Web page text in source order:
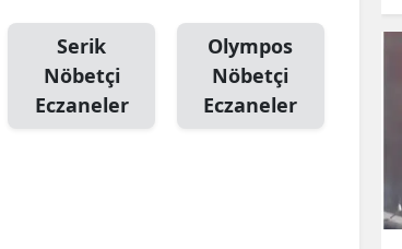
Serik
Nöbetçi
Eczaneler
Olympos
Nöbetçi
Eczaneler